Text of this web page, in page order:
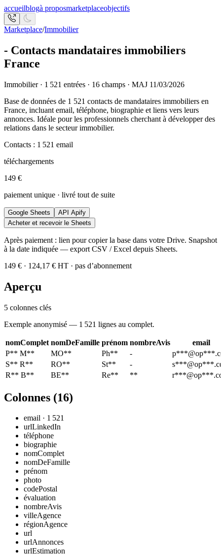
accueilblogà proposmarketplaceobjectifs
Marketplace/Immobilier
- Contacts mandataires immobiliers
France
Immobilier · 1 521 entrées · 16 champs · MAJ 11/03/2026
Base de données de 1 521 contacts de mandataires immobiliers en
France, incluant email, téléphone, biographie et liens vers leurs
annonces. Idéale pour les professionnels cherchant à développer des
relations dans le secteur immobilier.
Contacts : 1 521 email
téléchargements
149 €
paiement unique · livré tout de suite
Google Sheets
API Apify
Acheter et recevoir le Sheets
Après paiement : lien pour copier la base dans votre Drive. Snapshot
à la date indiquée — export CSV / Excel depuis Sheets.
149 € · 124,17 € HT · pas d’abonnement
Aperçu
5 colonnes clés
Exemple anonymisé — 1 521 lignes au complet.
nomComplet nomDeFamille prénom nombreAvis
email
P** M**
MO** Ph** -
S** R**
RO** St** -
R** B**
BE** Re** **
Colonnes (16)
email · 1 521
urlLinkedIn
téléphone
biographie
nomComplet
nomDeFamille
prénom
photo
codePostal
évaluation
nombreAvis
villeAgence
régionAgence
url
urlAnnonces
urlEstimation